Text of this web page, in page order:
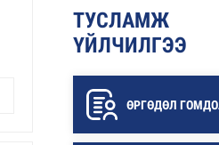
ТУСЛАМЖ
ҮЙЛЧИЛГЭЭ
ӨРГӨДӨЛ